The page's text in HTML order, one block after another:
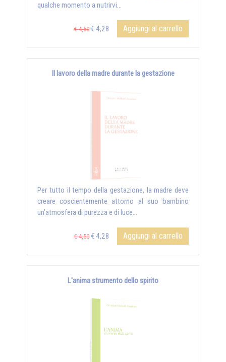
qualche momento a nutrirvi...
€ 4,50 € 4,28 Aggiungi al carrello
Il lavoro della madre durante la gestazione
Per tutto il tempo della gestazione, la madre deve
creare coscientemente attorno al suo bambino
un’atmosfera di purezza e di luce...
€ 4,50 € 4,28 Aggiungi al carrello
L'anima strumento dello spirito